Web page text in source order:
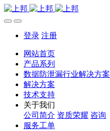
登录 注册
网站首页
产品系列
数据防泄漏行业解决方案
解决方案
技术支持
关于我们
公司简介 资质荣耀 咨询
服务工单